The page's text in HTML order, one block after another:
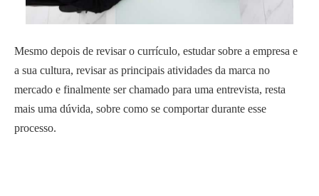
Mesmo depois de revisar o currículo, estudar sobre a empresa e
a sua cultura, revisar as principais atividades da marca no
mercado e finalmente ser chamado para uma entrevista, resta
mais uma dúvida, sobre como se comportar durante esse
processo.